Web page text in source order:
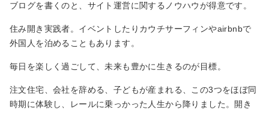
ブログを書くのと、サイト運営に関するノウハウが得意です。
住み開き実践者。イベントしたりカウチサーフィンやairbnbで
外国人を泊めることもあります。
毎日を楽しく過ごして、未来も豊かに生きるのが目標。
注文住宅、会社を辞める、子どもが産まれる、この3つをほぼ同
時期に体験し、レールに乗っかった人生から降りました。開き